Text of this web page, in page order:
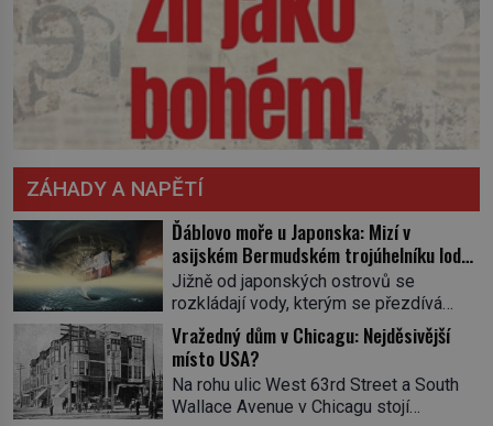
ZÁHADY A NAPĚTÍ
Ďáblovo moře u Japonska: Mizí v
asijském Bermudském trojúhelníku lodě
ve spárech neznámé síly?
Jižně od japonských ostrovů se
rozkládají vody, kterým se přezdívá
Ďáblovo moře. Vypráví se o lodích
mizejících beze stopy, podivných
světlech, zrádných proudech i mořských
dracích, kteří měli tyto končiny střežit už
v dávných legendách. Je tichomořský
Vražedný dům v Chicagu: Nejděsivější
místo USA?
Na rohu ulic West 63rd Street a South
Wallace Avenue v Chicagu stojí